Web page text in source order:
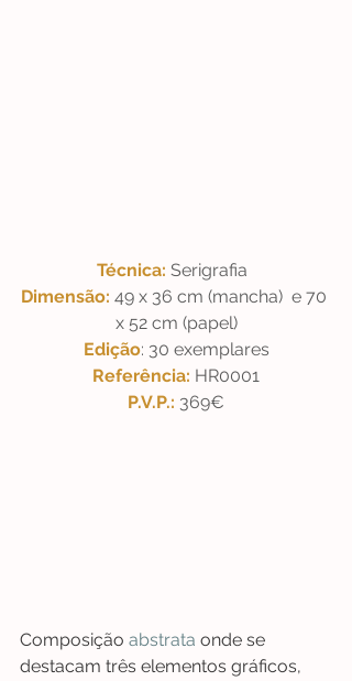
Técnica: Serigrafia
Dimensão: 49 x 36 cm (mancha)  e 70
x 52 cm (papel)
Edição: 30 exemplares
Referência: HR0001
P.V.P.: 369€
Composição abstrata onde se
destacam três elementos gráficos,